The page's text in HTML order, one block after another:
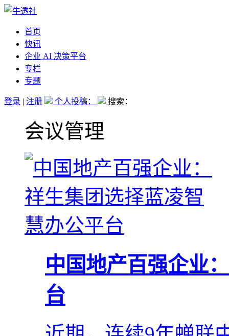
首页
快讯
企业 AI 决策平台
专栏
专题
登录 | 注册 个人投稿： 搜索：
会议管理
中国地产百强企业
台